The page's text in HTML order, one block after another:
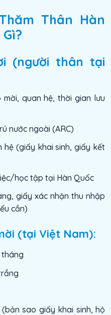
Thân Hàn
(người thân tại
quan hệ, thời gian lưu
nước ngoài (ARC)
hệ (giấy khai sinh, giấy kết
học tập tại Hàn Quốc
giấy xác nhận thu nhập
cần)
(tại Việt Nam):
tháng
sao giấy khai sinh, hộ